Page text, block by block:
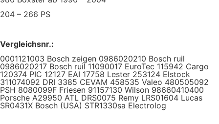
204 – 266 PS
Vergleichsnr.:
0001121003 Bosch zeigen 0986020210 Bosch ruil
0986020217 Bosch ruil 11090017 EuroTec 115942 Cargo
120374 PIC 12127 EAI 17758 Lester 253124 Elstock
311074092 DRI 3385 CEVAM 458535 Valeo 480505092
PSH 8080099F Friesen 91157130 Wilson 98660410400
Porsche A29950 ATL DRS0075 Remy LRS01604 Lucas
SR0431X Bosch (USA) STR1330sa Electrolog